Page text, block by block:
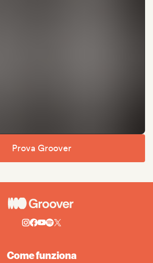
Prova Groover
Come funziona